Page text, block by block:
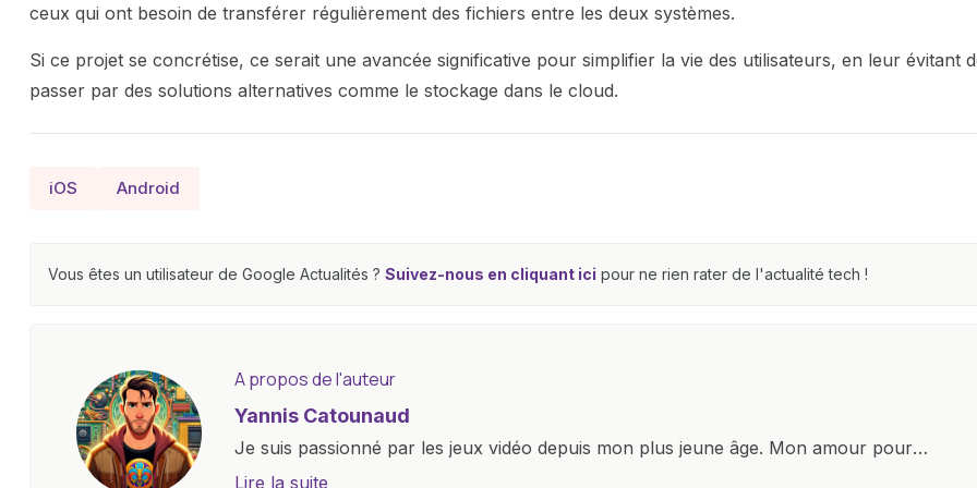
ceux qui ont besoin de transférer régulièrement des fichiers entre les deux systèmes.
Si ce projet se concrétise, ce serait une avancée significative pour simplifier la vie des utilisateurs, en leur évitant
passer par des solutions alternatives comme le stockage dans le cloud.
iOS Android
Vous êtes un utilisateur de Google Actualités ? Suivez-nous en cliquant ici pour ne rien rater de l'actualité tech !
A propos de l'auteur
Yannis Catounaud
Je suis passionné par les jeux vidéo depuis mon plus jeune âge. Mon amour pour
l'univers numérique m'a conduit à explorer constamment les dernières avancées dans
Lire la suite